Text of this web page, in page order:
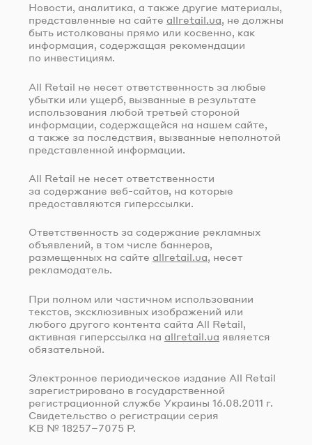
Новости, аналитика, а также другие материалы,
представленные на сайте allretail.ua, не должны
быть истолкованы прямо или косвенно, как
информация, содержащая рекомендации
по инвестициям.
All Retail не несет ответственность за любые
убытки или ущерб, вызванные в результате
использования любой третьей стороной
информации, содержащейся на нашем сайте,
а также за последствия, вызванные неполнотой
представленной информации.
All Retail не несет ответственности
за содержание веб-сайтов, на которые
предоставляются гиперссылки.
Ответственность за содержание рекламных
объявлений, в том числе баннеров,
размещенных на сайте allretail.ua, несет
рекламодатель.
При полном или частичном использовании
текстов, эксклюзивных изображений или
любого другого контента сайта All Retail,
активная гиперссылка на allretail.ua является
обязательной.
Электронное периодическое издание All Retail
зарегистрировано в государственной
регистрационной службе Украины 16.08.2011 г.
Свидетельство о регистрации серия
КВ № 18257–7075 Р.